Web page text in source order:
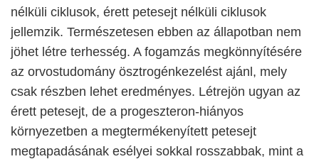
nélküli ciklusok, érett petesejt nélküli ciklusok
jellemzik. Természetesen ebben az állapotban nem
jöhet létre terhesség. A fogamzás megkönnyítésére
az orvostudomány ösztrogénkezelést ajánl, mely
csak részben lehet eredményes. Létrejön ugyan az
érett petesejt, de a progeszteron-hiányos
környezetben a megtermékenyített petesejt
megtapadásának esélyei sokkal rosszabbak, mint a